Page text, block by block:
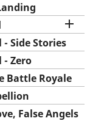

- Side Stories
- Zero
Battle Royale
False Angels